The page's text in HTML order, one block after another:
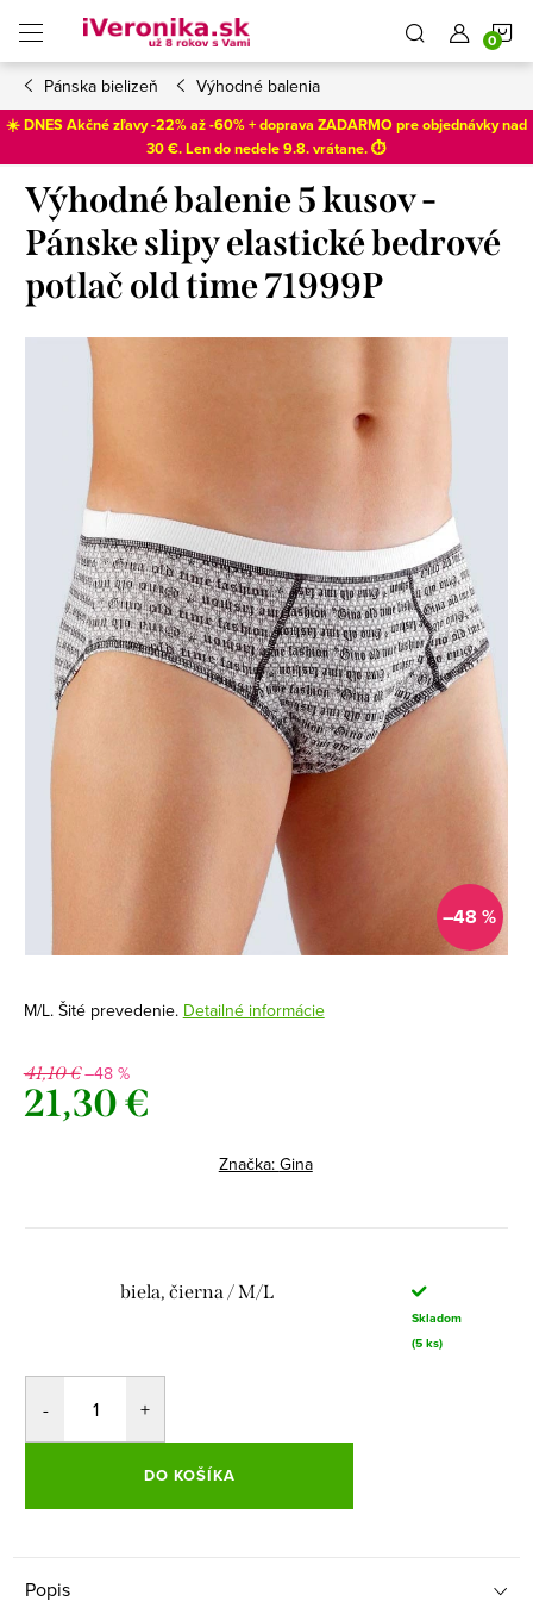
obsah
Pánska bielizeň Výhodné balenia
☀️ DNES Akčné zľavy -22% až -60% + doprava ZADARMO pre objednávky nad
30 €. Len donedele 9.8. vrátane. ⏱️
Výhodné balenie 5 kusov -
Pánske slipy elastické bedrové
potlač old time 71999P
–48 %
M/L. Šité prevedenie. Detailné informácie
41,10 €–48 %
21,30 €
Značka: Gina
biela, čierna / M/L
Skladom
(5 ks)
DO KOŠÍKA
Popis